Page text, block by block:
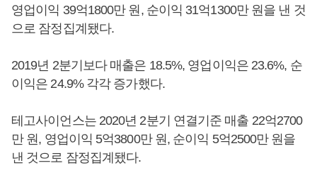
영업이익 39억1800만 원, 순이익 31억1300만 원을 낸 것
으로 잠정집계됐다.
2019년 2분기보다 매출은 18.5%, 영업이익은 23.6%, 순
이익은 24.9% 각각 증가했다.
테고사이언스는 2020년 2분기 연결기준 매출 22억2700
만 원, 영업이익 5억3800만 원, 순이익 5억2500만 원을
낸 것으로 잠정집계됐다.